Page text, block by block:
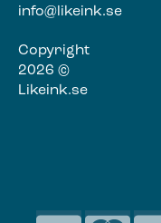
info@likeink.se
Copyright
2026 ©
Likeink.se